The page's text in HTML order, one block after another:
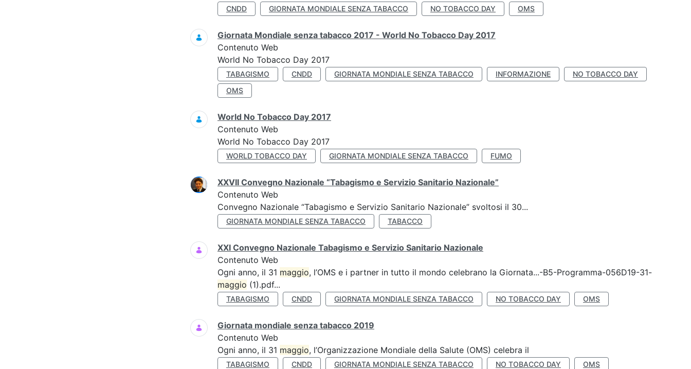
CNDD GIORNATA MONDIALE SENZA TABACCO NO TOBACCO DAY OMS
Giornata Mondiale senza tabacco 2017 - World No Tobacco Day 2017
Contenuto Web
World No Tobacco Day 2017
TABAGISMO CNDD GIORNATA MONDIALE SENZA TABACCO INFORMAZIONE
NO TOBACCO DAY
OMS
World No Tobacco Day 2017
Contenuto Web
World No Tobacco Day 2017
WORLD TOBACCO DAY GIORNATA MONDIALE SENZA TABACCO FUMO
XXVII Convegno Nazionale “Tabagismo e Servizio Sanitario Nazionale”
Contenuto Web
Convegno Nazionale “Tabagismo e Servizio Sanitario Nazionale” svoltosi il 30...
GIORNATA MONDIALE SENZA TABACCO TABACCO
XXI Convegno Nazionale Tabagismo e Servizio Sanitario Nazionale
Contenuto Web
Ogni anno, il 31 maggio, l’OMS e i partner in tutto il mondo celebrano la Giornata...-B5-Programma-056D19-31-
maggio (1).pdf...
TABAGISMO CNDD GIORNATA MONDIALE SENZA TABACCO NO TOBACCO DAY OMS
Giornata mondiale senza tabacco 2019
Contenuto Web
Ogni anno, il 31 maggio, l’Organizzazione Mondiale della Salute (OMS) celebra il
TABAGISMO CNDD GIORNATA MONDIALE SENZA TABACCO NO TOBACCO DAY OMS